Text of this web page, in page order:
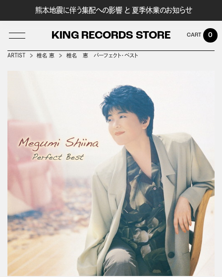
熊本地震に伴う集配への影響 と 夏季休業のお知らせ
KING RECORDS STORE 0
ARTIST 椎名 恵 椎名 恵 パーフェクト・ベスト